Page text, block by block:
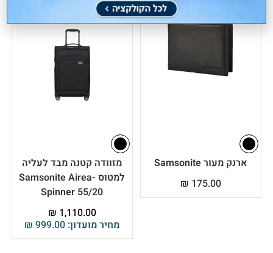
ארנק מעור Samsonite
₪ 175.00
מזוודה קטנה מבד לעליה
למטוס Samsonite Airea-
Spinner 55/20
מחיר מועדון: ₪ 999.00
₪ 1,110.00